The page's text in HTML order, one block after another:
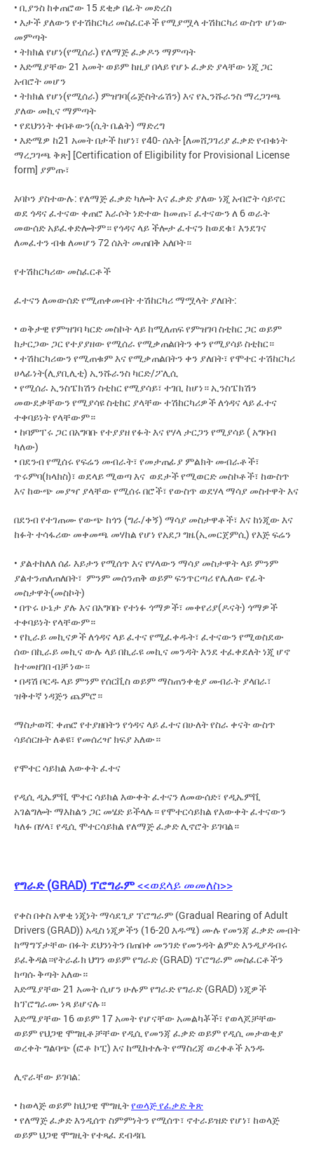
• ቢያንስ ከቀጠሮው 15 ደቂቃ በፊት መድረስ
• እታች ያለውን የተሽከርካሪ መስፈርቶች የሚያሟላ ተሽከርካሪ ውስጥ ሆነው
መምጣት
• ትክክል የሆነ(የሚሰራ) የለማጅ ፈቃዶን ማምጣት
• እድሜያቸው 21 አመት ወይም ከዚያ በላይ የሆኑ ፈቃድ ያላቸው ነጂ ጋር
አብሮት መሆን
• ትክክል የሆነ(የሚሰራ) ምዝገባ(ሬጅስትሬሽን) እና የኢንሹራንስ ማረጋገጫ
ያለው መኪና ማምጣት
• የደህንነት ቀበቶውን(ሲት ቤልት) ማድረግ
• እድሜዎ ከ21 አመት በታች ከሆነ፣ የ40- ሰአት [ለመሸጋገሪያ ፈቃድ የብቁነት
ማረጋገጫ ቅጽ] [Certification of Eligibility for Provisional License
form] ያምጡ፣
እባኮን ያስተውሉ: የለማጅ ፈቃድ ካሎት እና ፈቃድ ያለው ነጂ አብሮት ሳይኖር
ወደ ጎዳና ፈተናው ቀጠሮ እራሶት ነድተው ከመጡ፣ ፈተናውን ለ 6 ወራት
መውሰድ አይፈቀድሎትም። የጎዳና ላይ ችሎታ ፈተናን ከወደቁ፣ እንደገና
ለመፈተን ብቁ ለመሆን 72 ሰአት መጠበቅ አለቦት።
የተሽከርካሪው መስፈርቶች
ፈተናን ለመውሰድ የሚጠቀሙበት ተሽከርካሪ ማሟላት ያለበት:
• ወቅታዊ የምዝገባ ካርድ መስኮት ላይ ከሚለጠፍ የምዝገባ ስቲከር ጋር ወይም
ከታርጋው ጋር የተያያዘው የሚሰራ የሚቃጠልበትን ቀን የሚያሳይ ስቲከር።
• ተሽከርካሪውን የሚጠቁም እና የሚቃጠልበትን ቀን ያለበት፣ የሞተር ተሽከርካሪ
ሀላፊነት(ሊያቢሊቲ) ኢንሹራንስ ካርድ/ፖሊሲ
• የሚሰራ ኢንስፔክሽን ስቲከር የሚያሳይ፣ ተገቢ ከሆነ። ኢንስፔክሽን
መውደቃቸውን የሚያሳዩ ስቲከር ያላቸው ተሽከርካሪዎች ለጎዳና ላይ ፈተና
ተቀባይነት የላቸውም።
• ከባምፐሩ ጋር በአግባቡ የተያያዘ የፉት እና የሃላ ታርጋን የሚያሳይ ( አግባብ
ካለው)
• በደንብ የሚሰሩ የፍሬን መብራት፣ የመታጠፊያ ምልክት መብራቶች፣
ጥሩምባ(ክላክስ)፣ ወደላይ ሚወጣ እና ወደታች የሚወርድ መስኮቶች፣ ከውስጥ
እና ከውጭ መያዣ ያላቸው የሚሰሩ በሮች፣ የውስጥ ወደሃላ ማሳያ መስተዋት እና
በደንብ የተገጠሙ የውጭ ከጎን (ግራ/ቀኝ) ማሳያ መስታዋቶች፣ እና ከነጂው እና
ከፉት ተሳፋሪው መቀመጫ መሃከል የሆነ የአደጋ ግዜ(ኢመርጀምሲ) የእጅ ፍሬን
• ያልተከለለ ሰፊ እይታን የሚሰጥ እና የሃላውን ማሳያ መስታዋት ላይ ምንም
ያልተንጠለጠለበት፣ ምንም መሰንጠቅ ወይም ፍንጥርጣሪ የሌለው የፊት
መስታዋት(መስኮት)
• በጥሩ ሁኔታ ያሉ እና በአግባቡ የተነፉ ጎማዎች፣ መቀየሪያ(ዶናት) ጎማዎች
ተቀባይነት የላቸውም።
• የኪራይ መኪናዎች ለጎዳና ላይ ፈተና የሚፈቀዱት፣ ፈተናውን የሚወስደው
ሰው በኪራይ መኪና ውሉ ላይ በኪራዩ መኪና መንዳት እንደ ተፈቀደለት ነጂ ሆኖ
ከተመዘገበ ብቻ ነው።
• በዳሽ ቦርዱ ላይ ምንም የሰርቪስ ወይም ማስጠንቀቂያ መብራት ያላበራ፣
ዝቅተኛ ነዳጅን ጨምሮ።
ማስታወሻ: ቀጠሮ የተያዘበትን የጎዳና ላይ ፈተና በሁለት የስራ ቀናት ውስጥ
ሳይሰርዙት ለቆዩ፣ የመሰረዣ ክፍያ አለው።
የሞተር ሳይክል እውቀት ፈተና
የዲሲ ዲኤምቪ ሞተር ሳይክል እውቀት ፈተናን ለመውሰድ፣ የዲኤምቪ
አገልግሎት ማእከልን ጋር መሄድ ይችላሉ። የሞተርሳይክል የእውቀት ፈተናውን
ካለፉ በሃላ፣ የዲሲ ሞተርሳይክል የለማጅ ፈቃድ ሊኖሮት ይገባል።
የግራድ (GRAD) ፕሮግራም<<ወደላይ መመለስ>>
የቀስ በቀስ አዋቂ ነጂነት ማሳደጊያ ፕሮግራም (Gradual Rearing of Adult
Drivers (GRAD)) አዲስ ነጂዎችን (16-20 እዱሜ) ሙሉ የመንጃ ፈቃድ መብት
ከማግኘታቸው በፉት ደህንነትን በጠበቀ መንገድ የመንዳት ልምድ እንዲያዳብሩ
ይፈቅዳል።የትራፊክ ህግን ወይም የግራድ (GRAD) ፕሮግራም መስፈርቶችን
ከጣሱ ቅጣት አለው።
እድሜያቸው 21 አመት ሲሆን ሁሉም የግራድ የግራድ (GRAD) ነጂዎች
ከፕሮግራሙ ነጻ ይሆናሉ።
እድሜያቸው 16 ወይም 17 አመት የሆናቸው አመልካቾች፣ የወላጆቻቸው
ወይም የህጋዊ ሞግዚቶቻቸው የዲሲ የመንጃ ፈቃድ ወይም የዲሲ መታወቂያ
ወረቀት ግልባጭ (ፎቶ ኮፒ) እና ከሚከተሉት የማስረጃ ወረቀቶች አንዱ
ሊኖራቸው ይገባል:
• ከወላጅ ወይም ከህጋዊ ሞግዚትየወላጅ የፈቃድ ቅጽ
• የለማጅ ፈቃድ እንዲሰጥ ስምምነትን የሚሰጥ፣ ኖተራይዝድ የሆነ፣ ከወላጅ
ወይም ህጋዊ ሞግዚት የተጻፈ ደብዳቤ